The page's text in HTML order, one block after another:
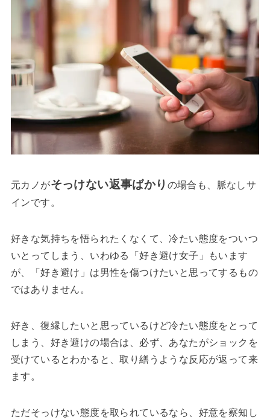
元カノがそっけない返事ばかり の場合も、脈なしサ
インです。
好きな気持ちを悟られたくなくて、冷たい態度をついつ
いとってしまう、いわゆる 「好き避け女子」 もいます
が、「好き避け」は男性を傷つけたいと思ってするもの
ではありません。
好き、復縁したいと思っているけど冷たい態度をとって
しまう、好き避けの場合は、必ず、あなたがショックを
受けているとわかると、取り繕う ような反応が返って来
ます。
ただそっけない態度を取られているなら、好意を察知し